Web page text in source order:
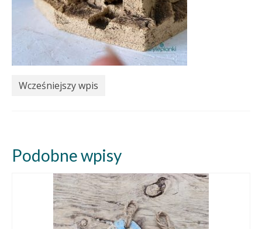
Wcześniejszy wpis
Podobne wpisy